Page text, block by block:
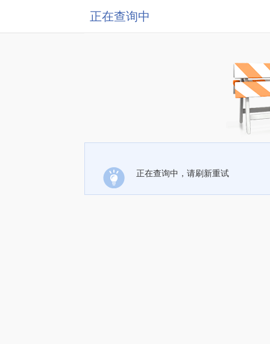
正在查询中
正在查询中，请刷新重试